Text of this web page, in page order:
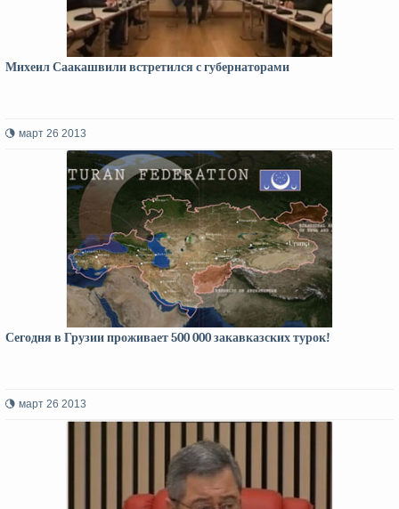
Михеил Саакашвили встретился с губернаторами
март 26 2013
Сегодня в Грузии проживает 500 000 закавказских турок!
март 26 2013